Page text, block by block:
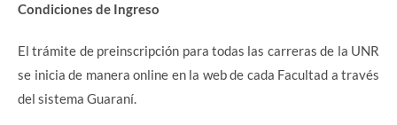
Condiciones de Ingreso
El trámite de preinscripción para todas las carreras de la UNR
se inicia de manera online en la web de cada Facultad a través
del sistema Guaraní.